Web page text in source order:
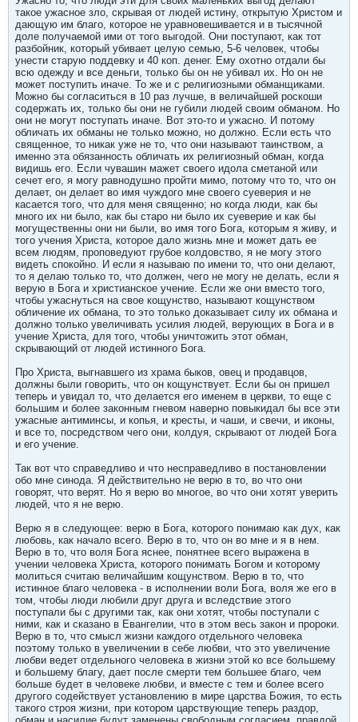
такое ужасное зло, скрывая от людей истину, открытую Христом и
дающую им благо, которое не уравновешивается и в тысячной
доле получаемой ими от того выгодой. Они поступают, как тот
разбойник, который убивает целую семью, 5-6 человек, чтобы
унести старую поддевку и 40 коп. денег. Ему охотно отдали бы
всю одежду и все деньги, только бы он не убивал их. Но он не
может поступить иначе. То же и с религиозными обманщиками.
Можно бы согласиться в 10 раз лучше, в величайшей роскоши
содержать их, только бы они не губили людей своим обманом. Но
они не могут поступать иначе. Вот это-то и ужасно. И потому
обличать их обманы не только можно, но должно. Если есть что
священное, то никак уже не то, что они называют таинством, а
именно эта обязанность обличать их религиозный обман, когда
видишь его. Если чувашин мажет своего идола сметаной или
сечет его, я могу равнодушно пройти мимо, потому что то, что он
делает, он делает во имя чуждого мне своего суеверия и не
касается того, что для меня священно; но когда люди, как бы
много их ни было, как бы старо ни было их суеверие и как бы
могущественны они ни были, во имя того Бога, которым я живу, и
того учения Христа, которое дало жизнь мне и может дать ее
всем людям, проповедуют грубое колдовство, я не могу этого
видеть спокойно. И если я называю по имени то, что они делают,
то я делаю только то, что должен, чего не могу не делать, если я
верую в Бога и христианское учение. Если же они вместо того,
чтобы ужаснуться на свое кощунство, называют кощунством
обличение их обмана, то это только доказывает силу их обмана и
должно только увеличивать усилия людей, верующих в Бога и в
учение Христа, для того, чтобы уничтожить этот обман,
скрывающий от людей истинного Бога.
Про Христа, выгнавшего из храма быков, овец и продавцов,
должны были говорить, что он кощунствует. Если бы он пришел
теперь и увидал то, что делается его именем в церкви, то еще с
большим и более законным гневом наверно повыкидал бы все эти
ужасные антиминсы, и копья, и кресты, и чаши, и свечи, и иконы,
и все то, посредством чего они, колдуя, скрывают от людей Бога
и его учение.
Так вот что справедливо и что несправедливо в постановлении
обо мне синода. Я действительно не верю в то, во что они
говорят, что верят. Но я верю во многое, во что они хотят уверить
людей, что я не верю.
Верю я в следующее: верю в Бога, которого понимаю как дух, как
любовь, как начало всего. Верю в то, что он во мне и я в нем.
Верю в то, что воля Бога яснее, понятнее всего выражена в
учении человека Христа, которого понимать Богом и которому
молиться считаю величайшим кощунством. Верю в то, что
истинное благо человека - в исполнении воли Бога, воля же его в
том, чтобы люди любили друг друга и вследствие этого
поступали бы с другими так, как они хотят, чтобы поступали с
ними, как и сказано в Евангелии, что в этом весь закон и пророки.
Верю в то, что смысл жизни каждого отдельного человека
поэтому только в увеличении в себе любви, что это увеличение
любви ведет отдельного человека в жизни этой ко все большему
и большему благу, дает после смерти тем большее благо, чем
больше будет в человеке любви, и вместе с тем и более всего
другого содействует установлению в мире царства Божия, то есть
такого строя жизни, при котором царствующие теперь раздор,